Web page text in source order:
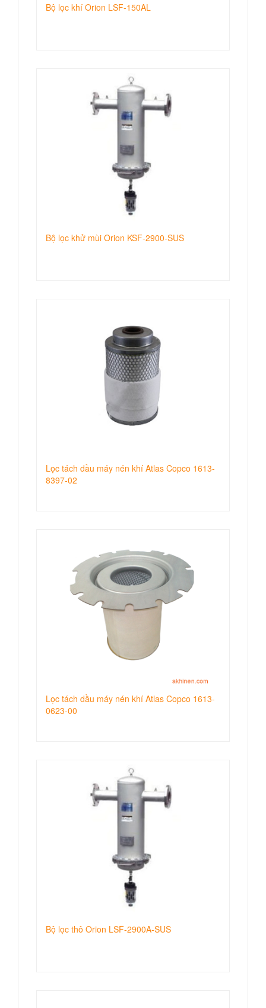
Bộ lọc khí Orion LSF-150AL
Bộ lọc khử mùi Orion KSF-2900-SUS
Lọc tách dầu máy nén khí Atlas Copco 1613-
8397-02
Lọc tách dầu máy nén khí Atlas Copco 1613-
0623-00
Bộ lọc thô Orion LSF-2900A-SUS